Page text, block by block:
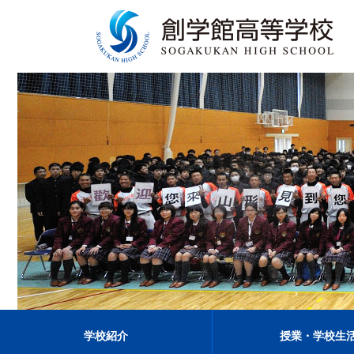
学校紹介 授業・学校生